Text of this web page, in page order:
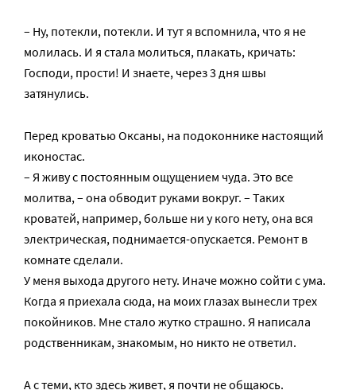
– Ну, потекли, потекли. И тут я вспомнила, что я не
молилась. И я стала молиться, плакать, кричать:
Господи, прости! И знаете, через 3 дня швы
затянулись.
Перед кроватью Оксаны, на подоконнике настоящий
иконостас.
– Я живу с постоянным ощущением чуда. Это все
молитва, – она обводит руками вокруг. – Таких
кроватей, например, больше ни у кого нету, она вся
электрическая, поднимается-опускается. Ремонт в
комнате сделали.
У меня выхода другого нету. Иначе можно сойти с ума.
Когда я приехала сюда, на моих глазах вынесли трех
покойников. Мне стало жутко страшно. Я написала
родственникам, знакомым, но никто не ответил.
А с теми, кто здесь живет, я почти не общаюсь.